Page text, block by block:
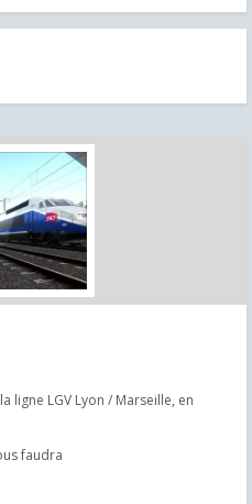
ligne LGV Lyon / Marseille, en
faudra